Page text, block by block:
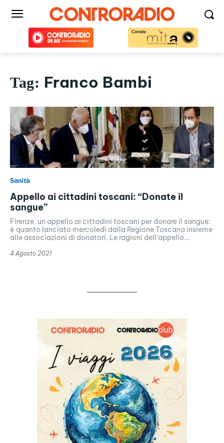
Tag: Franco Bambi
Sanità
Appello ai cittadini toscani: “Donate il
sangue”
Firenze, un appello ai cittadini toscani per donare il sangue:
è quanto lanciato mercoledì dalla Regione Toscana insieme
alle associazioni di donatori. Le ragioni dell'appello...
4 Agosto 2021